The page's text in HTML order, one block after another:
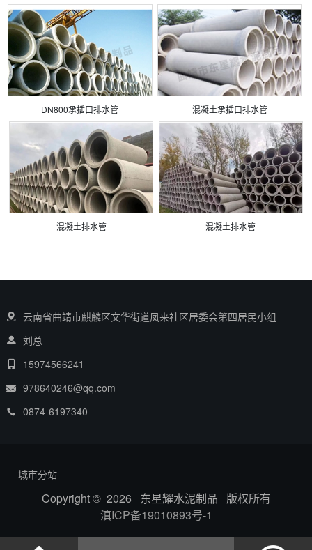
DN800承插口排水管 混凝土承插口排水管
混凝土排水管 混凝土排水管
云南省曲靖市麒麟区文华街道凤来社区居委会第四居民小组
刘总
15974566241
978640246@qq.com
0874-6197340
城市分站
Copyright © 2026 东星耀水泥制品 版权所有
滇ICP备19010893号-1